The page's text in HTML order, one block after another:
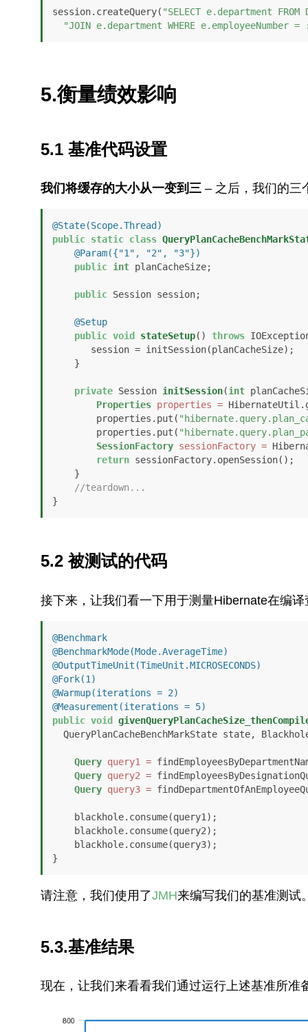
session.createQuery( "SELECT e.department
"JOIN e.department WHERE e.employeeNumber =
5.衡量绩效影响
5.1 基准代码设置
我们将缓存的大小从一变到三– 之后，我们的三
@State(Scope.Thread)
public static class
@Param({"1", "2", "3"})
public int planCacheSize;
public Session session;
@Setup
public void stateSetup() throws
private Session initSession(int
Properties properties =
        properties.put(
        properties.put(
SessionFactory sessionFactory =
return sessionFactory.openSession();
//teardown...
}
5.2 被测试的代码
接下来，让我们看一下用于测量Hibernate在编
@Benchmark
@BenchmarkMode(Mode.AverageTime)
@OutputTimeUnit(TimeUnit.MICROSECONDS)
@Fork(1)
@Warmup(iterations = 2)
@Measurement(iterations = 5)
public void
QueryPlanCacheBenchMarkState state,
Query query1 =
Query query2 =
Query query3 =
}
请注意，我们使用了JMH来编写我们的基准测试
5.3.基准结果
现在，让我们来看看我们通过运行上述基准所准